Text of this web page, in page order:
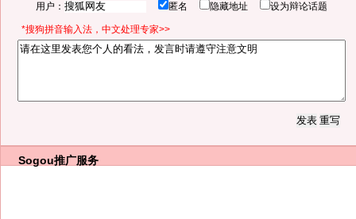
用户： 匿名 隐藏地址 设为辩论话题
*搜狗拼音输入法，中文处理专家>>
Sogou推广服务